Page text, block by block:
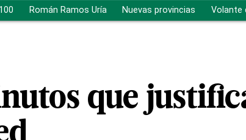
Román Ramos Uría Nuevas provincias Volante
que